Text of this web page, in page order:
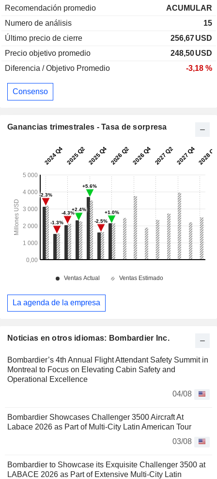
Noticias en otros idiomas: Bombardier Inc.
Bombardier’s 4th Annual Flight Attendant Safety Summit in
Montreal to Focus on Elevating Cabin Safety and
Operational Excellence
04/08
Bombardier Showcases Challenger 3500 Aircraft At
Labace 2026 as Part of Multi-City Latin American Tour
03/08
Bombardier to Showcase its Exquisite Challenger 3500 at
LABACE 2026 as Part of Extensive Multi-City Latin
Recomendación promedio
ACUMULAR
Numero de análisis
15
Último precio de cierre
256,67USD
Precio objetivo promedio
248,50USD
Diferencia / Objetivo Promedio
-3,18 %
Consenso
Ganancias trimestrales - Tasa de sorpresa
La agenda de la empresa